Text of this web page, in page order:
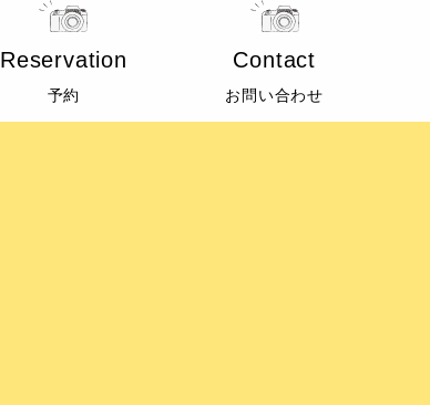
Reservation
予約
Contact
お問い合わせ